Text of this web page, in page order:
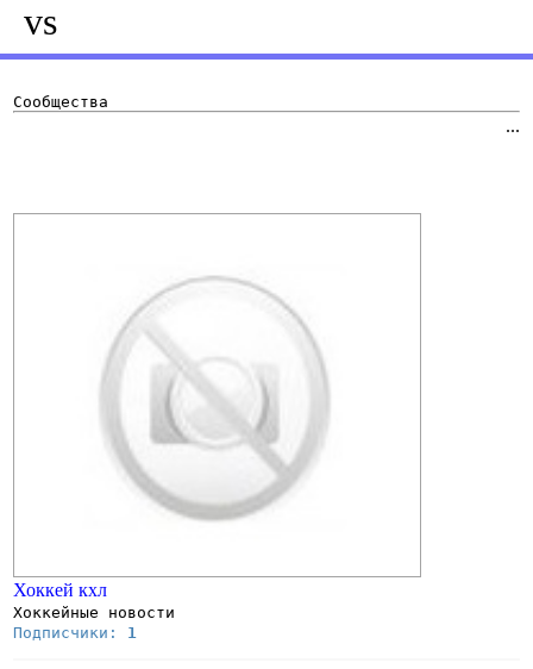
vs
Сообщества
...
Хоккей кхл
Хоккейные новости
Подписчики: 1